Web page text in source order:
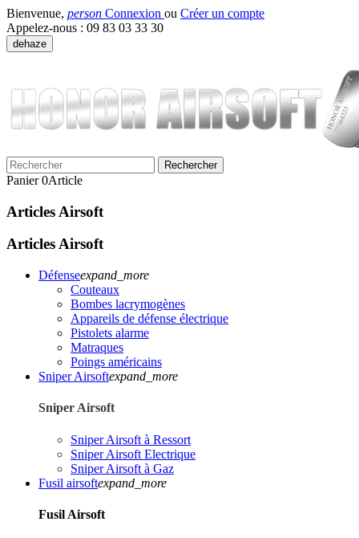
Bienvenue, person Connexion ou Créer un compte
Appelez-nous : 09 83 03 33 30
dehaze
Rechercher
Panier 0Article
Articles Airsoft
Articles Airsoft
Défenseexpand_more
Couteaux
Bombes lacrymogènes
Appareils de défense électrique
Pistolets alarme
Matraques
Poings américains
Sniper Airsoftexpand_more
Sniper Airsoft
Sniper Airsoft à Ressort
Sniper Airsoft Electrique
Sniper Airsoft à Gaz
Fusil airsoftexpand_more
Fusil Airsoft